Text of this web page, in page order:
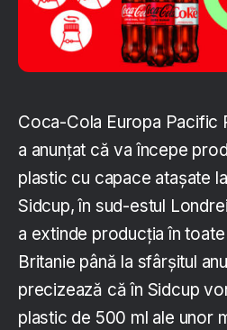
Coca-Cola Europa Pacific
a anunțat că va începe
plastic cu capace atașate
Sidcup, în sud-estul
a extinde producția în
Britanie până la sfârșitul
precizează că în Sidcup
plastic de 500 ml ale unor